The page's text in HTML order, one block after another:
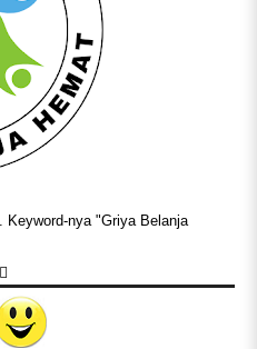
Keyword-nya "Griya Belanja